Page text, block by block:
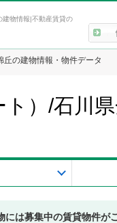
建物情報|不動産賃貸の
丘の建物情報・物件データ
）/石川
には募集中の賃貸物件が